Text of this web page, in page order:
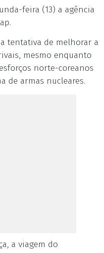
feira (13) a agência
tentativa de melhorar a
mesmo enquanto
norte-coreanos
de armas nucleares.
a viagem do